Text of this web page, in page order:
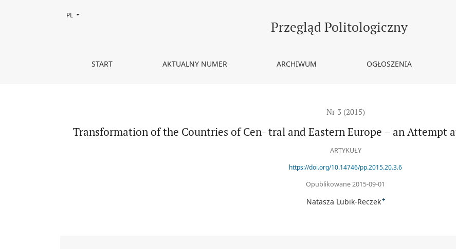
Transformation of the Countries of Cen- tral and Eastern Europe – an Attempt at Comparing Croatia and Slovenia
Przegląd Politologiczny
START AKTUALNY NUMER ARCHIWUM OGŁOSZENIA
Zmień język, obecnie wybrany to:
PL
Nr 3 (2015)
Transformation of the Countries of Cen- tral and Eastern Europe – an Attempt
ARTYKUŁY
https://doi.org/10.14746/pp.2015.20.3.6
Opublikowane 2015-09-01
Natasza Lubik-Reczek +